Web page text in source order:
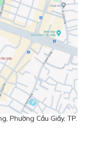
Phường Cầu Giấy, TP.